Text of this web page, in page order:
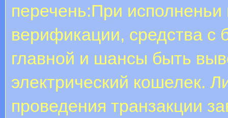
перечень:При
верификации, средства с
главной и шансы быть
электрический кошелек.
проведения транзакции